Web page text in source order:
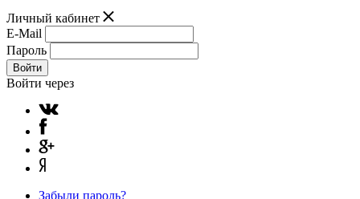
Личный кабинет
E-Mail
Пароль
Войти
Войти через
Забыли пароль?